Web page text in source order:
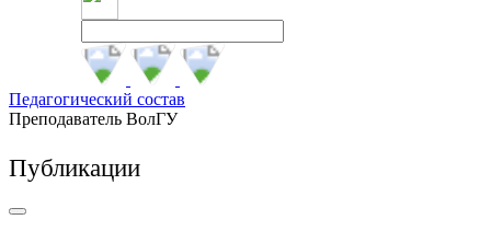
Педагогический состав
Преподаватель ВолГУ
Публикации